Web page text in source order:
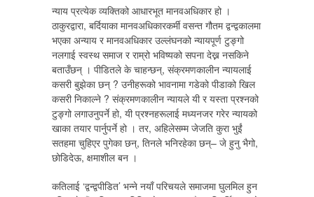
न्याय प्रत्येक व्यक्तिको आधारभूत मानवअधिकार हो ।
ठाकुरद्वारा, बर्दियाका मानवअधिकारकर्मी वसन्त गौतम द्वन्द्वकालमा
भएका अन्याय र मानवअधिकार उल्लंघनको न्यायपूर्ण टुङ्गो
नलगाई स्वस्थ समाज र राम्रो भविष्यको सपना देख्न नसकिने
बताउँछन् । पीडितले के चाहन्छन्, संक्रमणकालीन न्यायलाई
कसरी बुझेका छन् ? उनीहरूको भावनामा गडेको पीडाको खिल
कसरी निकाल्ने ? संक्रमणकालीन न्यायले यी र यस्ता प्रश्नको
टुङ्गो लगाउनुपर्ने हो, यी प्रश्नहरूलाई मध्यनजर गरेर न्यायको
खाका तयार पार्नुपर्ने हो । तर, अहिलेसम्म जेजति कुरा भुईं
सतहमा चुहिएर पुगेका छन्, तिनले भनिरहेका छन्– जे हुनु भैगो,
छोडिदेऊ, क्षमाशील बन ।
कतिलाई ‘द्वन्द्वपीडित’ भन्ने नयाँ परिचयले समाजमा घुलमिल हुन